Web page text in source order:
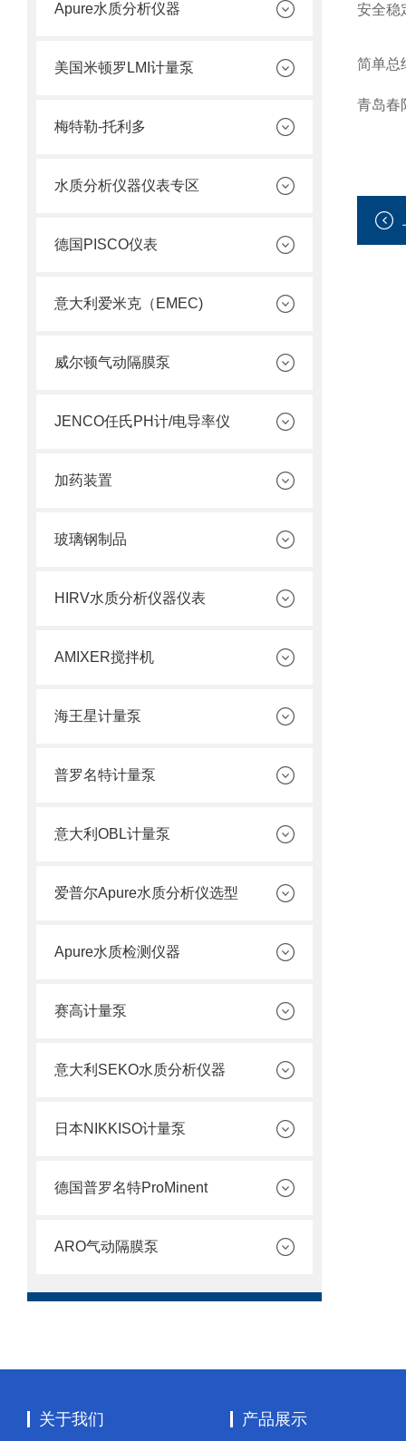
Apure水质分析仪器
美国米顿罗LMI计量泵
梅特勒-托利多
水质分析仪器仪表专区
德国PISCO仪表
意大利爱米克（EMEC)
威尔顿气动隔膜泵
JENCO任氏PH计/电导率仪
加药装置
玻璃钢制品
HIRV水质分析仪器仪表
AMIXER搅拌机
海王星计量泵
普罗名特计量泵
意大利OBL计量泵
爱普尔Apure水质分析仪选型
Apure水质检测仪器
赛高计量泵
意大利SEKO水质分析仪器
日本NIKKISO计量泵
德国普罗名特ProMinent
ARO气动隔膜泵
安全稳
简单总
青岛春
关于我们 产品展示